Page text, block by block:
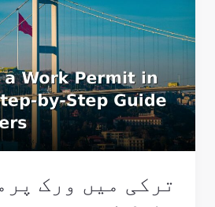
ترکی میں ورک
میں
ورک
پرمٹ
کیسے
حاصل
کریں:
غیر
کے